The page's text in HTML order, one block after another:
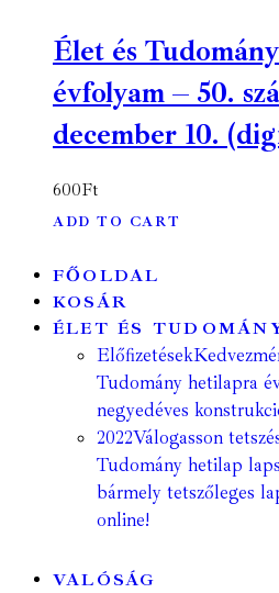
Élet és
évfolyam – 50.
december 10.
600Ft
ADD TO CART
FŐOLDAL
KOSÁR
ÉLET ÉS
Előfizetések
Tudomány hetilapra
negyedéves
2022Válogasson
Tudomány hetilap
bármely tetszőleges
online!
VALÓSÁG